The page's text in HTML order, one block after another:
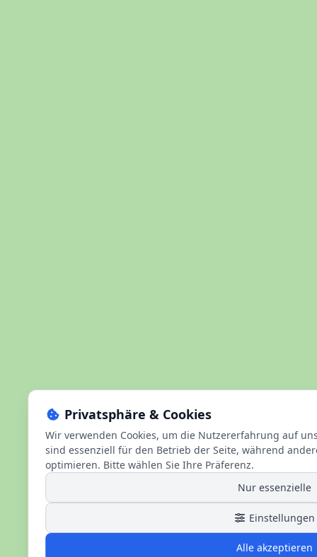
Privatsphäre & Cookies
Wir verwenden Cookies, um die Nutzererfahrung auf
sind essenziell für den Betrieb der Seite, während
optimieren. Bitte wählen Sie Ihre Präferenz.
Nur essenzielle
Einstellungen
Alle akzeptieren